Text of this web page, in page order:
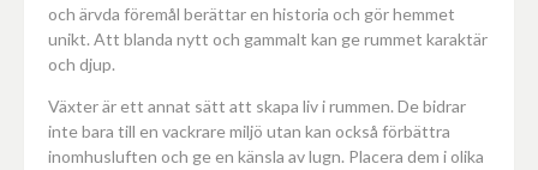
och ärvda föremål berättar en historia och gör hemmet
unikt. Att blanda nytt och gammalt kan ge rummet karaktär
och djup.
Växter är ett annat sätt att skapa liv i rummen. De bidrar
inte bara till en vackrare miljö utan kan också förbättra
inomhusluften och ge en känsla av lugn. Placera dem i olika